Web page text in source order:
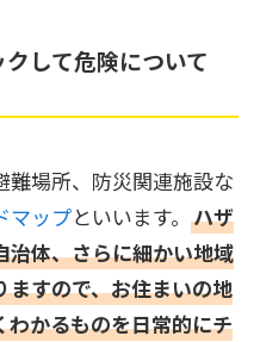
して危険について
場所、防災関連施設な
マップといいます。 ハザ
治体、さらに細かい地域
すので、お住まいの地
かるものを日常的にチ